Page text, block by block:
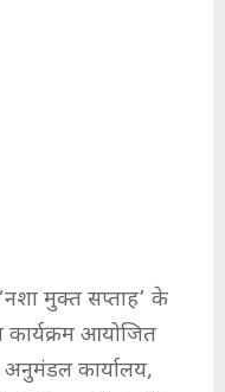
मुक्त सप्ताह’ के
आयोजित
अनुमंडल कार्यालय,